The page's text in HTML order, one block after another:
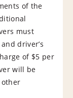
of the
must
driver’s
of $5 per
will be